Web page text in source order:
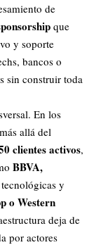
de
que
y soporte
bancos o
sin construir toda
En los
allá del
clientes activos,
BBVA,
y
o Western
deja de
por actores